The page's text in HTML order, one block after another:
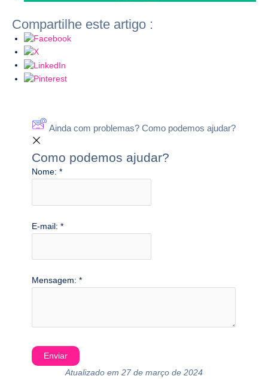
Compartilhe este artigo :
Ainda com problemas? Como podemos ajudar?
Como podemos ajudar?
Nome:*
E-mail:*
Mensagem:*
Atualizado em 27 de março de 2024